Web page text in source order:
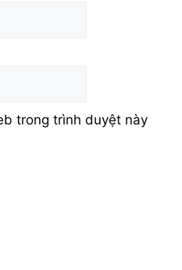
trong trình duyệt này